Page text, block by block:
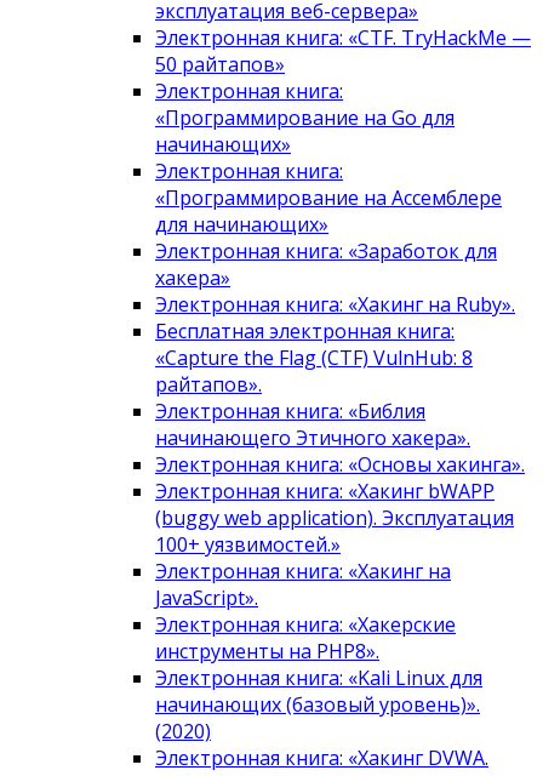
эксплуатация веб-сервера»
Электронная книга: «CTF. TryHackMe —
50 райтапов»
Электронная книга:
«Программирование на Go для
начинающих»
Электронная книга:
«Программирование на Ассемблере
для начинающих»
Электронная книга: «Заработок для
хакера»
Электронная книга: «Хакинг на Ruby».
Бесплатная электронная книга:
«Capture the Flag (CTF) VulnHub: 8
райтапов».
Электронная книга: «Библия
начинающего Этичного хакера».
Электронная книга: «Основы хакинга».
Электронная книга: «Хакинг bWAPP
(buggy web application). Эксплуатация
100+ уязвимостей.»
Электронная книга: «Хакинг на
JavaScript».
Электронная книга: «Хакерские
инструменты на PHP8».
Электронная книга: «Kali Linux для
начинающих (базовый уровень)».
(2020)
Электронная книга: «Хакинг DVWA.